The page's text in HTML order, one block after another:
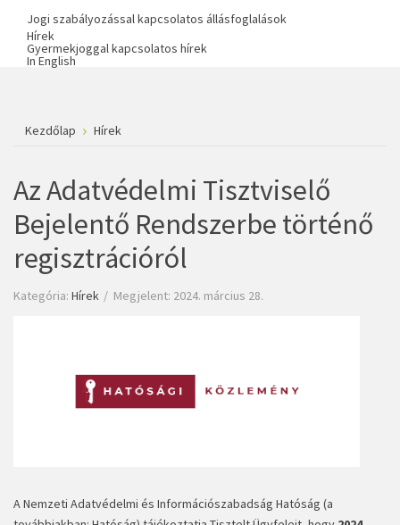
Jogi szabályozással kapcsolatos állásfoglalások
Hírek
Gyermekjoggal kapcsolatos hírek
In English
Kezdőlap Hírek
Az Adatvédelmi Tisztviselő
Bejelentő Rendszerbe történő
regisztrációról
Kategória: Hírek Megjelent: 2024. március 28.
A Nemzeti Adatvédelmi és Információszabadság Hatóság (a